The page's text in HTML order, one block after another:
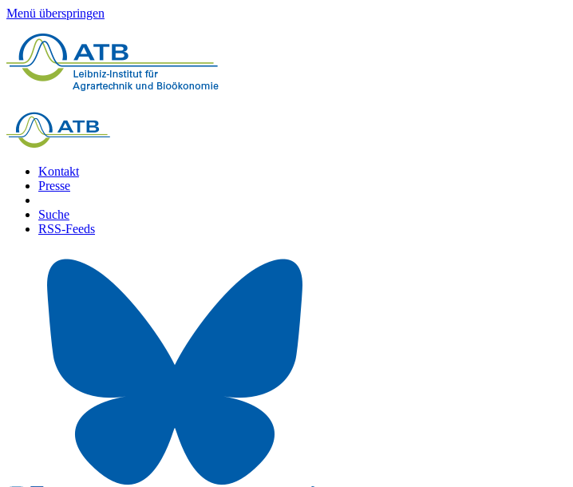
Menü überspringen
Kontakt
Presse
Suche
RSS-Feeds